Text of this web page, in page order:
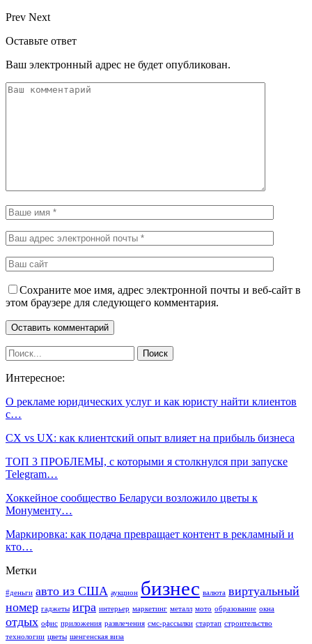
Prev Next
Оставьте ответ
Ваш электронный адрес не будет опубликован.
Сохраните мое имя, адрес электронной почты и веб-сайт в
этом браузере для следующего комментария.
Интересное:
О рекламе юридических услуг и как юристу найти клиентов
с…
СХ vs UX: как клиентский опыт влияет на прибыль бизнеса
ТОП 3 ПРОБЛЕМЫ, с которыми я столкнулся при запуске
Telegram…
Хоккейное сообщество Беларуси возложило цветы к
Монументу…
Маркировка: как подача превращает контент в рекламный и
кто…
Метки
#деньги авто из США аукцион бизнес валюта виртуальный
номер гаджеты игра интерьер маркетинг металл мото образование окна
отдых офис приложения развлечения смс-рассылки стартап строительство
технологии цветы шенгенская виза